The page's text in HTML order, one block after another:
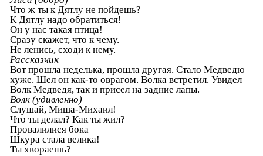
Что ж ты к Дятлу не пойдешь?
К Дятлу надо обратиться!
Он у нас такая птица!
Сразу скажет, что к чему.
Не ленись, сходи к нему.
Рассказчик
Вот прошла неделька, прошла другая. Стало Медведю
хуже. Шел он как-то оврагом. Волка встретил. Увидел
Волк Медведя, так и присел на задние лапы.
Волк (удивленно)
Слушай, Миша-Михаил!
Что ты делал? Как ты жил?
Провалилися бока –
Шкура стала велика!
Ты хвораешь?